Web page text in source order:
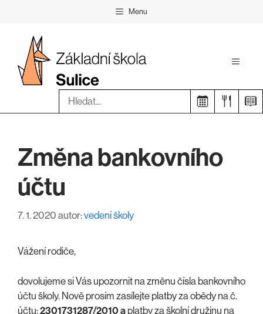
Menu
Menu
Hledat:
Změna bankovního
účtu
7. 1. 2020 autor:vedení školy
Vážení rodiče,
dovolujeme si Vás upozornit na změnu čísla bankovního
účtu školy. Nově prosím zasílejte platby za obědy na č.
účtu:2301731287/2010a platby za školní družinu na